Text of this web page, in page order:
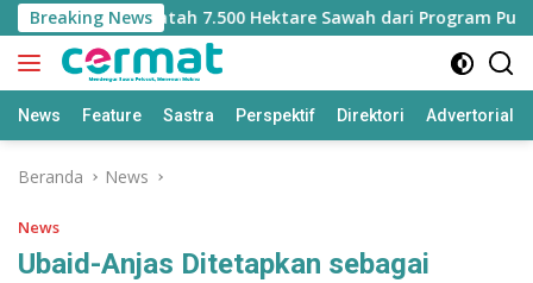
Langsung
ke
konten
Breaking News
Kehilangan Jatah 7.500 Hektare Sawah dari Program Pusat
News Feature Sastra Perspektif Direktori Advertorial
Beranda News
News
Ubaid-Anjas Ditetapkan sebagai